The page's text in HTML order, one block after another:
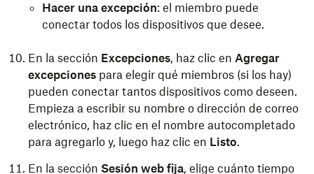
Hacer una excepción: el miembro puede
conectar todos los dispositivos que desee.
En la sección Excepciones, haz clic en Agregar
excepciones para elegir qué miembros (si los hay)
pueden conectar tantos dispositivos como deseen.
Empieza a escribir su nombre o dirección de correo
electrónico, haz clic en el nombre autocompletado
para agregarlo y, luego haz clic en Listo.
En la sección Sesión web fija, elige cuánto tiempo